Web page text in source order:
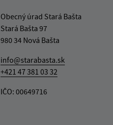
Obecný úrad Stará Bašta
Stará Bašta 97
980 34 Nová Bašta
info@starabasta.sk
+421 47 381 03 32
IČO: 00649716